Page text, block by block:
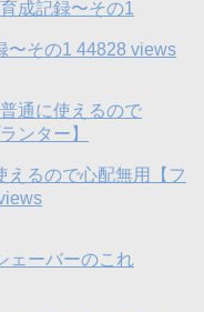
〜その1 44828 views
えるので心配無用【フ